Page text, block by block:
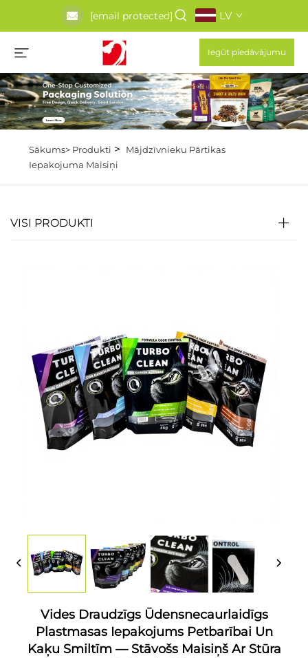
[email protected] LV
Iegūt piedāvājumu
Sākums> Produkti >
Mājdzīvnieku Pārtikas
Iepakojuma Maisiņi
VISI PRODUKTI
Vides Draudzīgs Ūdensnecaurlaidīgs
Plastmasas Iepakojums Petbarībai Un
Kaķu Smiltīm — Stāvošs Maisiņš Ar Stūra